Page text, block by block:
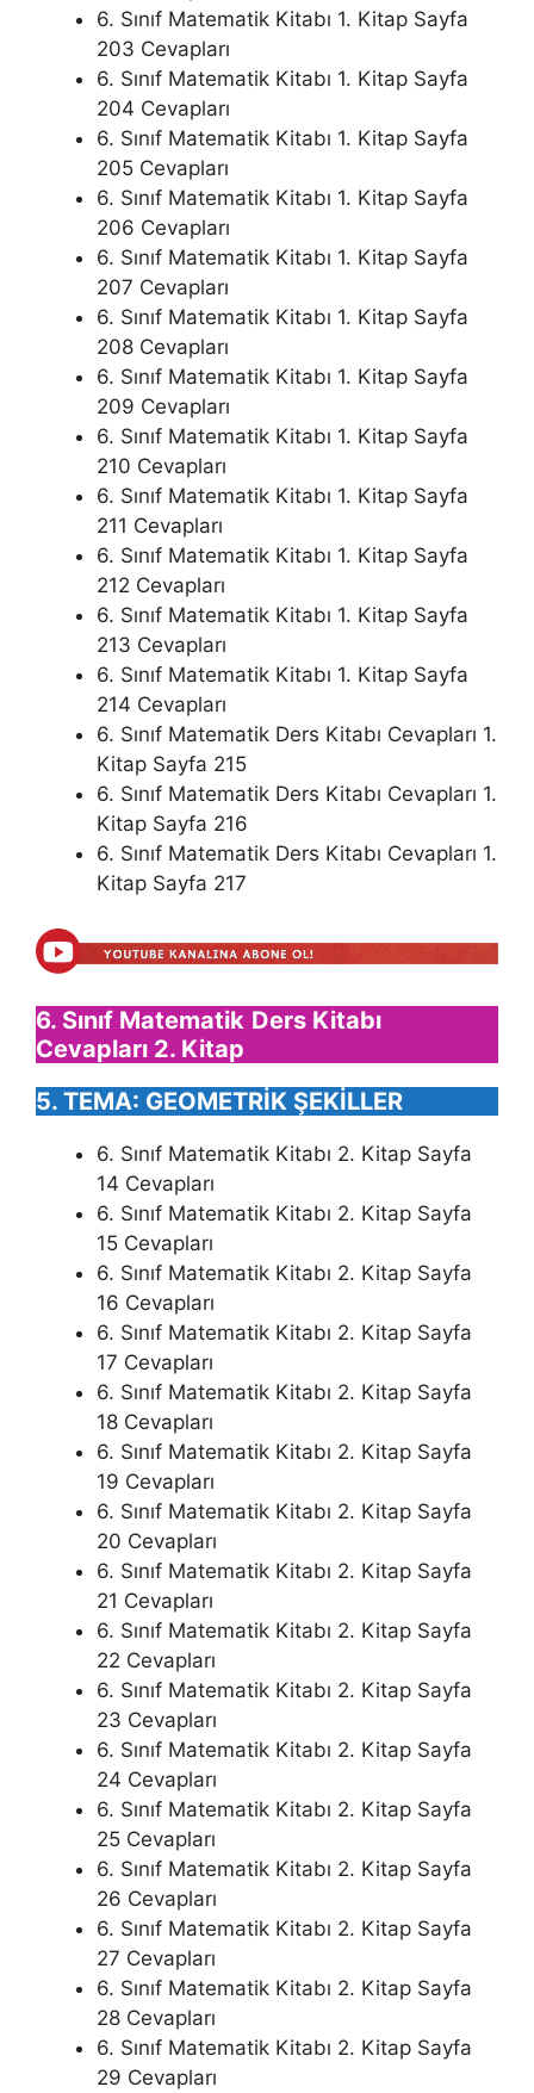
6. Sınıf Matematik Kitabı 1. Kitap Sayfa
203 Cevapları
6. Sınıf Matematik Kitabı 1. Kitap Sayfa
204 Cevapları
6. Sınıf Matematik Kitabı 1. Kitap Sayfa
205 Cevapları
6. Sınıf Matematik Kitabı 1. Kitap Sayfa
206 Cevapları
6. Sınıf Matematik Kitabı 1. Kitap Sayfa
207 Cevapları
6. Sınıf Matematik Kitabı 1. Kitap Sayfa
208 Cevapları
6. Sınıf Matematik Kitabı 1. Kitap Sayfa
209 Cevapları
6. Sınıf Matematik Kitabı 1. Kitap Sayfa
210 Cevapları
6. Sınıf Matematik Kitabı 1. Kitap Sayfa
211 Cevapları
6. Sınıf Matematik Kitabı 1. Kitap Sayfa
212 Cevapları
6. Sınıf Matematik Kitabı 1. Kitap Sayfa
213 Cevapları
6. Sınıf Matematik Kitabı 1. Kitap Sayfa
214 Cevapları
6. Sınıf Matematik Ders Kitabı Cevapları 1.
Kitap Sayfa 215
6. Sınıf Matematik Ders Kitabı Cevapları 1.
Kitap Sayfa 216
6. Sınıf Matematik Ders Kitabı Cevapları 1.
Kitap Sayfa 217
6. Sınıf Matematik Ders Kitabı
Cevapları 2. Kitap
5. TEMA: GEOMETRİK ŞEKİLLER
6. Sınıf Matematik Kitabı 2. Kitap Sayfa
14 Cevapları
6. Sınıf Matematik Kitabı 2. Kitap Sayfa
15 Cevapları
6. Sınıf Matematik Kitabı 2. Kitap Sayfa
16 Cevapları
6. Sınıf Matematik Kitabı 2. Kitap Sayfa
17 Cevapları
6. Sınıf Matematik Kitabı 2. Kitap Sayfa
18 Cevapları
6. Sınıf Matematik Kitabı 2. Kitap Sayfa
19 Cevapları
6. Sınıf Matematik Kitabı 2. Kitap Sayfa
20 Cevapları
6. Sınıf Matematik Kitabı 2. Kitap Sayfa
21 Cevapları
6. Sınıf Matematik Kitabı 2. Kitap Sayfa
22 Cevapları
6. Sınıf Matematik Kitabı 2. Kitap Sayfa
23 Cevapları
6. Sınıf Matematik Kitabı 2. Kitap Sayfa
24 Cevapları
6. Sınıf Matematik Kitabı 2. Kitap Sayfa
25 Cevapları
6. Sınıf Matematik Kitabı 2. Kitap Sayfa
26 Cevapları
6. Sınıf Matematik Kitabı 2. Kitap Sayfa
27 Cevapları
6. Sınıf Matematik Kitabı 2. Kitap Sayfa
28 Cevapları
6. Sınıf Matematik Kitabı 2. Kitap Sayfa
29 Cevapları